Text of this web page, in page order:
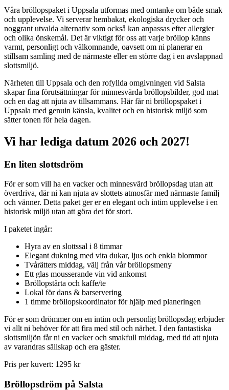
Våra bröllopspaket i Uppsala utformas med omtanke om både smak
och upplevelse. Vi serverar hembakat, ekologiska drycker och
noggrant utvalda alternativ som också kan anpassas efter allergier
och olika önskemål. Det är viktigt för oss att varje bröllop känns
varmt, personligt och välkomnande, oavsett om ni planerar en
stillsam samling med de närmaste eller en större dag i en avslappnad
slottsmiljö.
Närheten till Uppsala och den rofyllda omgivningen vid Salsta
skapar fina förutsättningar för minnesvärda bröllopsbilder, god mat
och en dag att njuta av tillsammans. Här får ni bröllopspaket i
Uppsala med genuin känsla, kvalitet och en historisk miljö som
sätter tonen för hela dagen.
Vi har lediga datum 2026 och 2027!
En liten slottsdröm
För er som vill ha en vacker och minnesvärd bröllopsdag utan att
överdriva, där ni kan njuta av slottets atmosfär med närmaste familj
och vänner. Detta paket ger er en elegant och intim upplevelse i en
historisk miljö utan att göra det för stort.
I paketet ingår:
Hyra av en slottssal i 8 timmar
Elegant dukning med vita dukar, ljus och enkla blommor
Tvårätters middag, välj från vår bröllopsmeny
Ett glas mousserande vin vid ankomst
Bröllopstårta och kaffe/te
Lokal för dans & barservering
1 timme bröllopskoordinator för hjälp med planeringen
För er som drömmer om en intim och personlig bröllopsdag erbjuder
vi allt ni behöver för att fira med stil och närhet. I den fantastiska
slottsmiljön får ni en vacker och smakfull middag, med tid att njuta
av varandras sällskap och era gäster.
Pris per kuvert: 1295 kr
Bröllopsdröm på Salsta